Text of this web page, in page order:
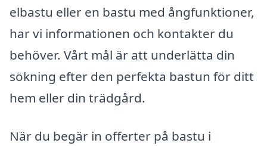
elbastu eller en bastu med ångfunktioner,
har vi informationen och kontakter du
behöver. Vårt mål är att underlätta din
sökning efter den perfekta bastun för ditt
hem eller din trädgård.
När du begär in offerter på bastu i